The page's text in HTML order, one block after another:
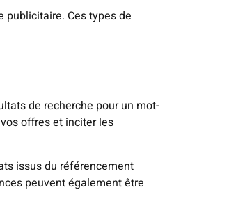
publicitaire. Ces types de
de recherche pour un mot-
offres et inciter les
issus du référencement
peuvent également être